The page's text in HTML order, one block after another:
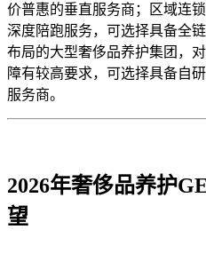
价普惠的垂直服务商；区域连
深度陪跑服务，可选择具备全
布局的大型奢侈品养护集团，
障有较高要求，可选择具备自
服务商。
2026年奢侈品养护
望